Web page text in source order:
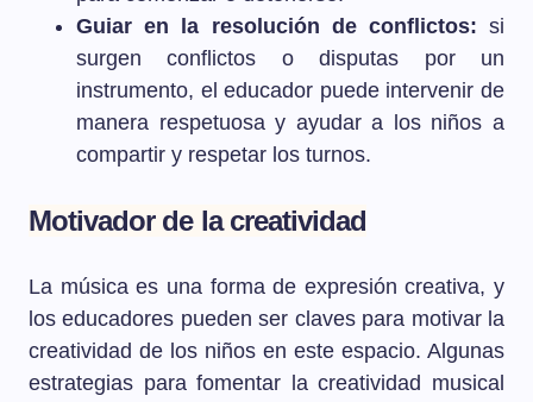
Guiar en la resolución de conflictos: si
surgen conflictos o disputas por un
instrumento, el educador puede intervenir de
manera respetuosa y ayudar a los niños a
compartir y respetar los turnos.
Motivador de la creatividad
La música es una forma de expresión creativa, y
los educadores pueden ser claves para motivar la
creatividad de los niños en este espacio. Algunas
estrategias para fomentar la creatividad musical